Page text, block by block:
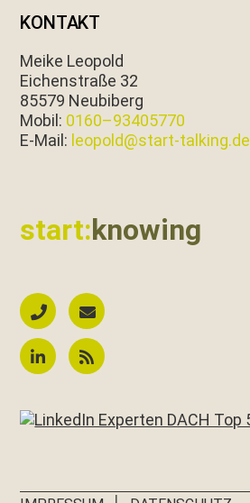
KONTAKT
Meike Leopold
Eichen­straße 32
85579 Neubiberg
Mobil: 0160–93405770
E‑Mail: leopold@start-talking.de
start:knowing